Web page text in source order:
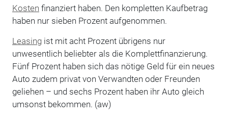
Kosten finanziert haben. Den kompletten Kaufbetrag
haben nur sieben Prozent aufgenommen.
Leasingist mit acht Prozent übrigens nur
unwesentlich beliebter als die Komplettfinanzierung.
Fünf Prozent haben sich das nötige Geld für ein neues
Auto zudem privat von Verwandten oder Freunden
geliehen – und sechs Prozent haben ihr Auto gleich
umsonst bekommen. (aw)